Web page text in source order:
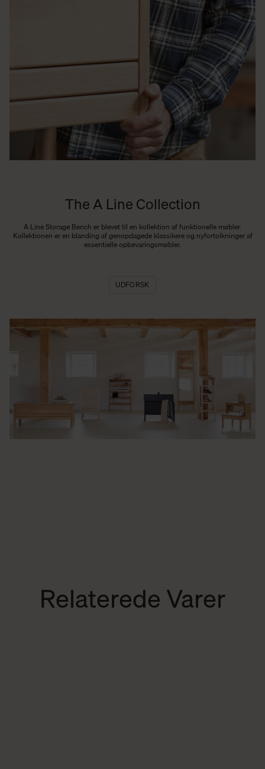
The A Line Collection
A Line Storage Bench er blevet til en kollektion af funktionelle møbler.
Kollektionen er en blanding af genopdagede klassikere og nyfortolkninger af
essentielle opbevaringsmøbler.
UDFORSK
Relaterede Varer